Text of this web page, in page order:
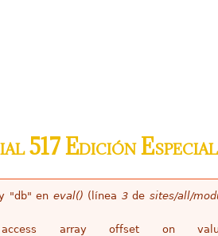
517 Edición
"db" en eval() (línea 3de sites/all/
array offset on